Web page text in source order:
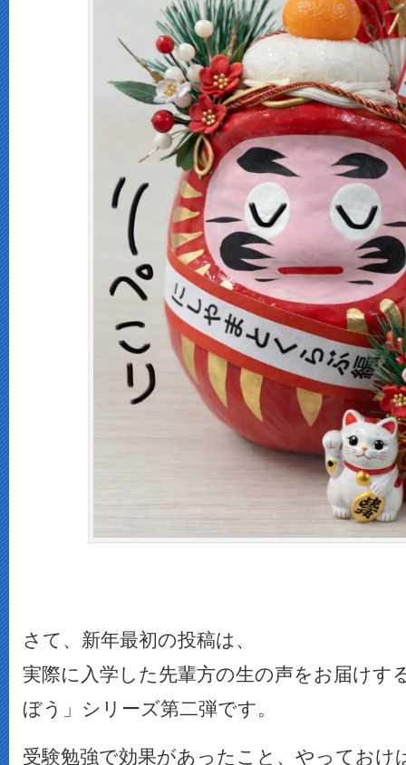
さて、新年最初の投稿は、
実際に入学した先輩方の生の声をお届けす
ぼう」シリーズ第二弾です。
受験勉強で効果があったこと、やっておけ